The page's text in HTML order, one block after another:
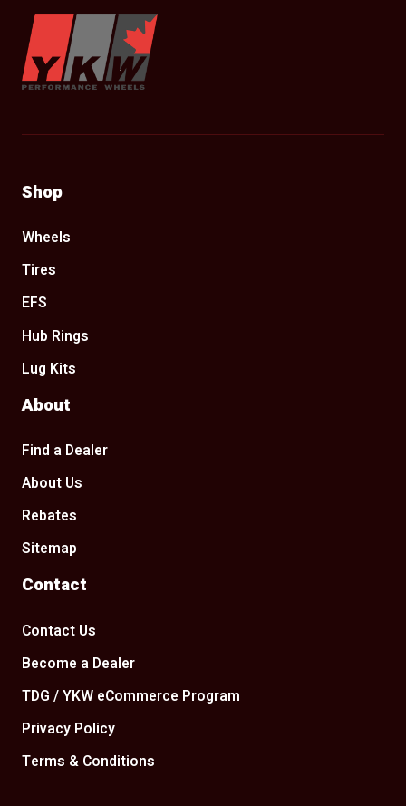
YKW Wheels
Shop
Wheels
Tires
EFS
Hub Rings
Lug Kits
About
Find a Dealer
About Us
Rebates
Sitemap
Contact
Contact Us
Become a Dealer
TDG / YKW eCommerce Program
Privacy Policy
Terms & Conditions